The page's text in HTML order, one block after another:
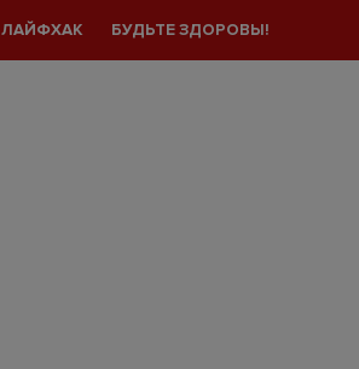
ЛАЙФХАК БУДЬТЕ ЗДОРОВЫ!